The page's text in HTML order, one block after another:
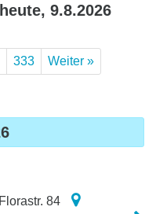
9.8.2026
333 Weiter »
Florastr. 84